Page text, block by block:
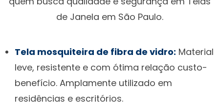
de Janela em São Paulo.
Tela mosquiteira de fibra de vidro: Material
leve, resistente e com ótima relação custo-
benefício. Amplamente utilizado em
residências e escritórios.